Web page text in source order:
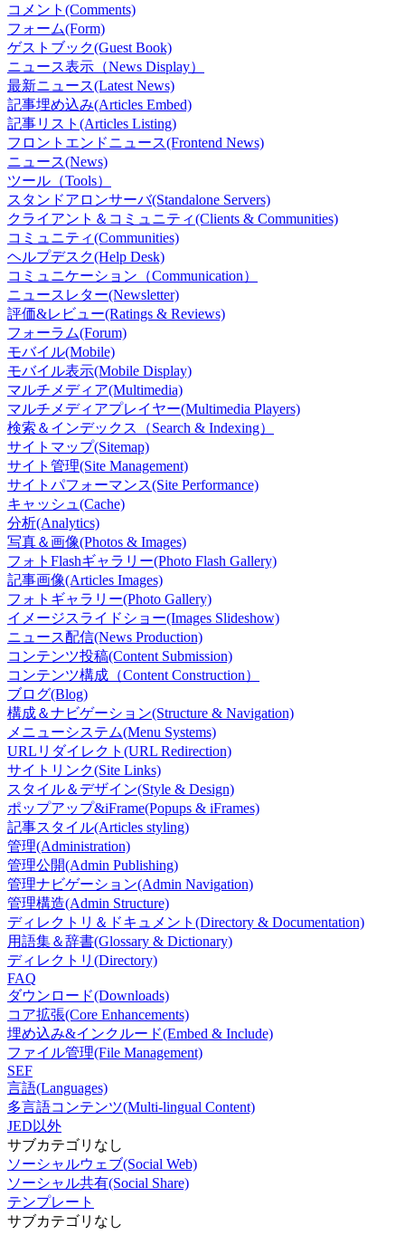
コメント(Comments)
フォーム(Form)
ゲストブック(Guest Book)
ニュース表示（News Display）
最新ニュース(Latest News)
記事埋め込み(Articles Embed)
記事リスト(Articles Listing)
フロントエンドニュース(Frontend News)
ニュース(News)
ツール（Tools）
スタンドアロンサーバ(Standalone Servers)
クライアント＆コミュニティ(Clients & Communities)
コミュニティ(Communities)
ヘルプデスク(Help Desk)
コミュニケーション（Communication）
ニュースレター(Newsletter)
評価&レビュー(Ratings & Reviews)
フォーラム(Forum)
モバイル(Mobile)
モバイル表示(Mobile Display)
マルチメディア(Multimedia)
マルチメディアプレイヤー(Multimedia Players)
検索＆インデックス（Search & Indexing）
サイトマップ(Sitemap)
サイト管理(Site Management)
サイトパフォーマンス(Site Performance)
キャッシュ(Cache)
分析(Analytics)
写真＆画像(Photos & Images)
フォトFlashギャラリー(Photo Flash Gallery)
記事画像(Articles Images)
フォトギャラリー(Photo Gallery)
イメージスライドショー(Images Slideshow)
ニュース配信(News Production)
コンテンツ投稿(Content Submission)
コンテンツ構成（Content Construction）
ブログ(Blog)
構成＆ナビゲーション(Structure & Navigation)
メニューシステム(Menu Systems)
URLリダイレクト(URL Redirection)
サイトリンク(Site Links)
スタイル＆デザイン(Style & Design)
ポップアップ&iFrame(Popups & iFrames)
記事スタイル(Articles styling)
管理(Administration)
管理公開(Admin Publishing)
管理ナビゲーション(Admin Navigation)
管理構造(Admin Structure)
ディレクトリ＆ドキュメント(Directory & Documentation)
用語集＆辞書(Glossary & Dictionary)
ディレクトリ(Directory)
FAQ
ダウンロード(Downloads)
コア拡張(Core Enhancements)
埋め込み&インクルード(Embed & Include)
ファイル管理(File Management)
SEF
言語(Languages)
多言語コンテンツ(Multi-lingual Content)
JED以外
サブカテゴリなし
ソーシャルウェブ(Social Web)
ソーシャル共有(Social Share)
テンプレート
サブカテゴリなし